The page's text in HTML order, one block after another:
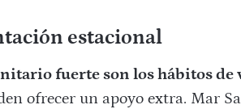
estacional
fuerte son los hábitos de
ofrecer un apoyo extra. Mar